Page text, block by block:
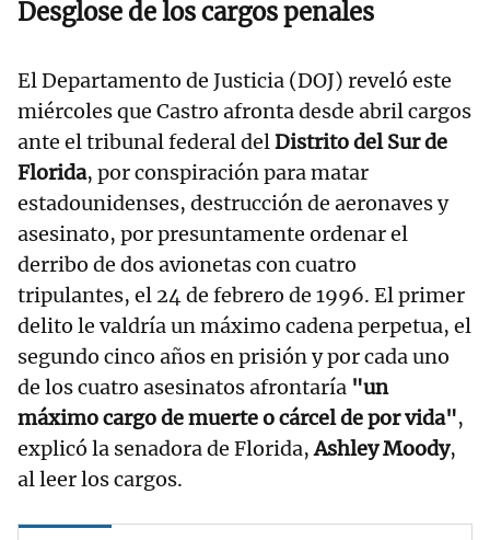
Desglose de los cargos penales
El Departamento de Justicia (DOJ) reveló este
miércoles que Castro afronta desde abril cargos
ante el tribunal federal delDistrito del Sur de
Florida, por conspiración para matar
estadounidenses, destrucción de aeronaves y
asesinato, por presuntamente ordenar el
derribo de dos avionetas con cuatro
tripulantes, el 24 de febrero de 1996. El primer
delito le valdría un máximo cadena perpetua, el
segundo cinco años en prisión y por cada uno
de los cuatro asesinatos afrontaría "un
máximo cargo de muerte o cárcel de por vida",
explicó la senadora de Florida,Ashley Moody,
al leer los cargos.